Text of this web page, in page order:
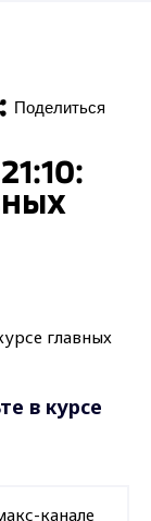
Поделиться
в курсе
канале